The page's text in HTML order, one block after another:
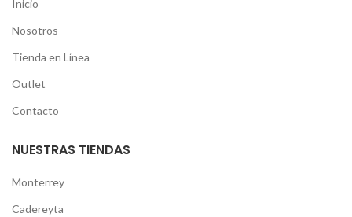
Inicio
Nosotros
Tienda en Línea
Outlet
Contacto
NUESTRAS TIENDAS
Monterrey
Cadereyta